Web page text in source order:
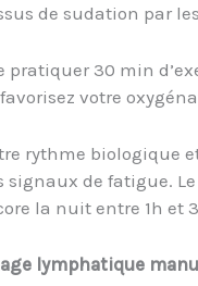
de sudation par
pratiquer 30 min
votre
rythme biologique
signaux de fatigue.
la nuit entre 1h et
lymphatique